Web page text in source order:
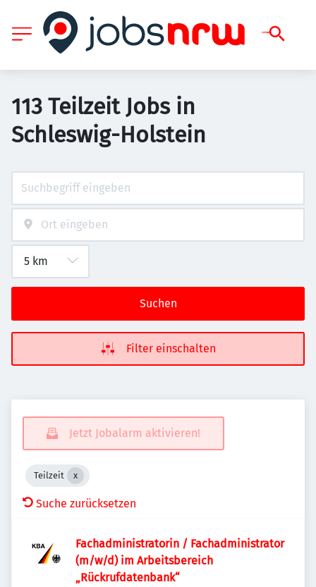
113 Teilzeit Jobs in
Schleswig-Holstein
Suchen
Filter einschalten
Jetzt Jobalarm aktivieren!
Teilzeit
Suche zurücksetzen
Fachadministratorin / Fachadministrator
(m/w/d) im Arbeitsbereich
„Rückrufdatenbank“